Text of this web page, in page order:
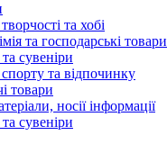
та хобі
та господарські товари
сувеніри
та відпочинку
товари
носії інформації
сувеніри